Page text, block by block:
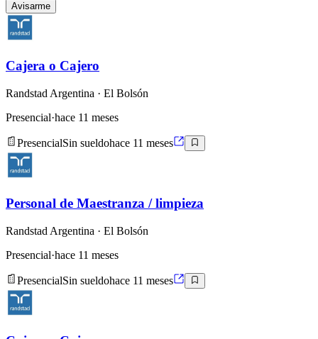
Avisarme
Cajera o Cajero
Randstad Argentina · El Bolsón
Presencial·hace 11 meses
PresencialSin sueldohace 11 meses
Personal de Maestranza / limpieza
Randstad Argentina · El Bolsón
Presencial·hace 11 meses
PresencialSin sueldohace 11 meses